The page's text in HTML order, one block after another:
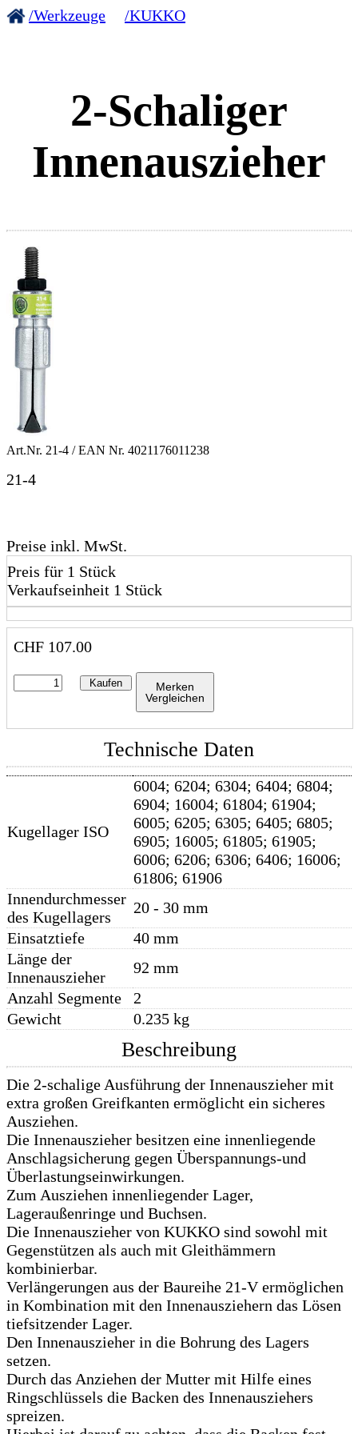
/Werkzeuge /KUKKO
2-Schaliger
Innenauszieher
Art.Nr. 21-4 / EAN Nr. 4021176011238
21-4
Preise inkl. MwSt.
Preis für 1 Stück
Verkaufseinheit 1 Stück
CHF 107.00
Kaufen
Merken
Vergleichen
Technische Daten
Kugellager ISO
6004; 6204; 6304; 6404; 6804;
6904; 16004; 61804; 61904;
6005; 6205; 6305; 6405; 6805;
6905; 16005; 61805; 61905;
6006; 6206; 6306; 6406; 16006;
61806; 61906
Innendurchmesser
des Kugellagers
20 - 30 mm
Einsatztiefe
40 mm
Länge der
Innenauszieher
92 mm
Anzahl Segmente
2
Gewicht
0.235 kg
Beschreibung
Die 2-schalige Ausführung der Innenauszieher mit
extra großen Greifkanten ermöglicht ein sicheres
Ausziehen.
Die Innenauszieher besitzen eine innenliegende
Anschlagsicherung gegen Überspannungs-und
Überlastungseinwirkungen.
Zum Ausziehen innenliegender Lager,
Lageraußenringe und Buchsen.
Die Innenauszieher von KUKKO sind sowohl mit
Gegenstützen als auch mit Gleithämmern
kombinierbar.
Verlängerungen aus der Baureihe 21-V ermöglichen
in Kombination mit den Innenausziehern das Lösen
tiefsitzender Lager.
Den Innenauszieher in die Bohrung des Lagers
setzen.
Durch das Anziehen der Mutter mit Hilfe eines
Ringschlüssels die Backen des Innenausziehers
spreizen.